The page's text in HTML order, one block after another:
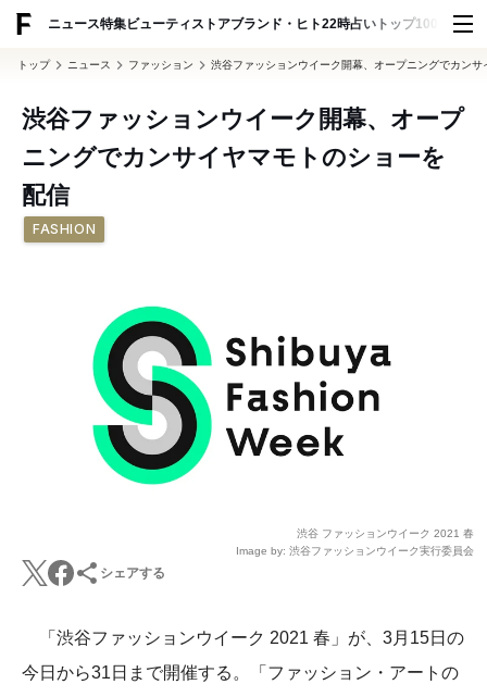
ニュース特集ビューティ ストアブランド・ヒト22時占い トップ100 スナッ
トップ ニュース ファッション 渋谷ファッションウイーク開幕、オープニングでカン
渋谷ファッションウイーク開幕、オープ
ニングでカンサイヤマモトのショーを
配信
FASHION
渋谷 ファッションウイーク 2021 春
Image by: 渋谷ファッションウイーク実行委員会
シェアする
「渋谷ファッションウイーク 2021 春」が、3月15日の
今日から31日まで開催する。「ファッション・アートの